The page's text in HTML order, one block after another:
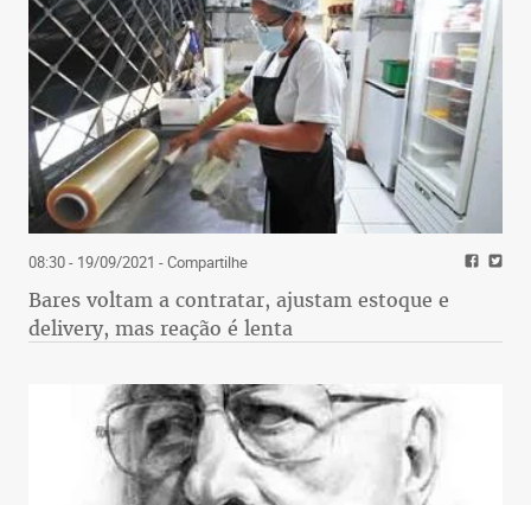
08:30 - 19/09/2021 - Compartilhe
Bares voltam a contratar, ajustam estoque e
delivery, mas reação é lenta